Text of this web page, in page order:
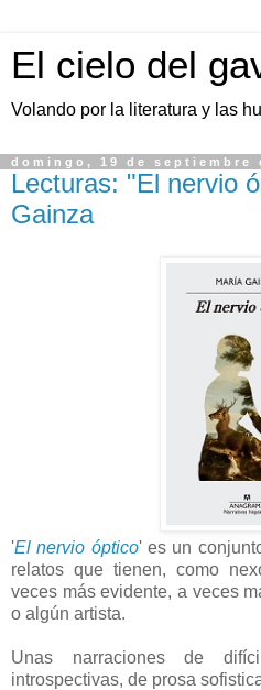
El cielo del
Volando por la literatura y las
domingo, 19 de septiembre
Lecturas: "El nervio
Gainza
'El nervio óptico' es un
relatos que tienen, como
veces más evidente, a veces
o algún artista.
Unas narraciones de
introspectivas, de prosa